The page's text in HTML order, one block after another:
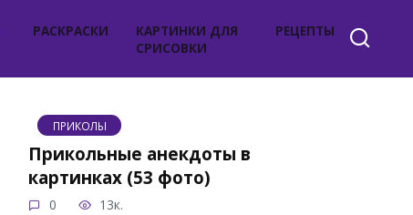
РАСКРАСКИ
КАРТИНКИ ДЛЯ
СРИСОВКИ
РЕЦЕПТЫ
ПРИКОЛЫ
Прикольные анекдоты в
картинках (53 фото)
0 13к.